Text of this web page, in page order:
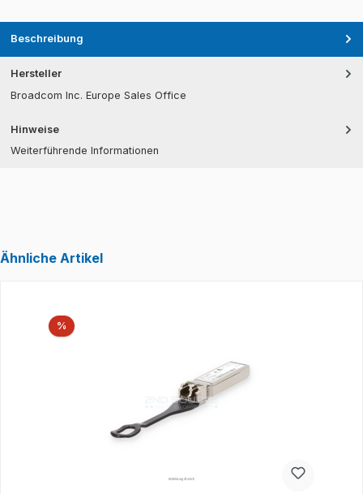
Beschreibung
Hersteller
Broadcom Inc. Europe Sales Office
Hinweise
Weiterführende Informationen
Ähnliche Artikel
%Rabatt